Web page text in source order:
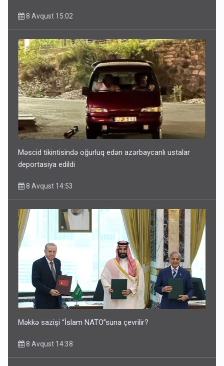
8 Avqust 15:02
Məscid tikintisində oğurluq edən azərbaycanlı ustalar
deportasiya edildi
8 Avqust 14:53
Məkkə sazişi “İslam NATO”suna çevrilir?
8 Avqust 14:38